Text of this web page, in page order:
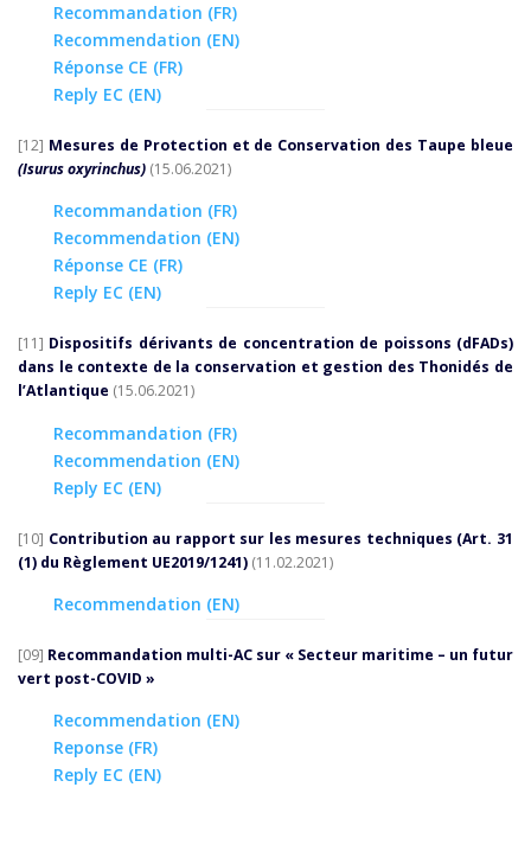
Recommandation (FR)
Recommendation (EN)
Réponse CE (FR)
Reply EC (EN)
[12] Mesures de Protection et de Conservation des Taupe bleue
(Isurus oxyrinchus) (15.06.2021)
Recommandation (FR)
Recommendation (EN)
Réponse CE (FR)
Reply EC (EN)
[11] Dispositifs dérivants de concentration de poissons (dFADs)
dans le contexte de la conservation et gestion des Thonidés de
l’Atlantique (15.06.2021)
Recommandation (FR)
Recommendation (EN)
Reply EC (EN)
[10] Contribution au rapport sur les mesures techniques (Art. 31
(1) du Règlement UE2019/1241) (11.02.2021)
Recommendation (EN)
[09] Recommandation multi-AC sur « Secteur maritime – un futur
vert post-COVID »
Recommendation (EN)
Reponse (FR)
Reply EC (EN)